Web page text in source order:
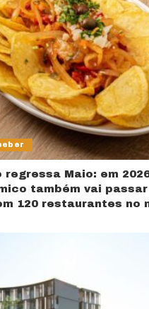
regressa Maio: em
também vai
120 restaurantes no